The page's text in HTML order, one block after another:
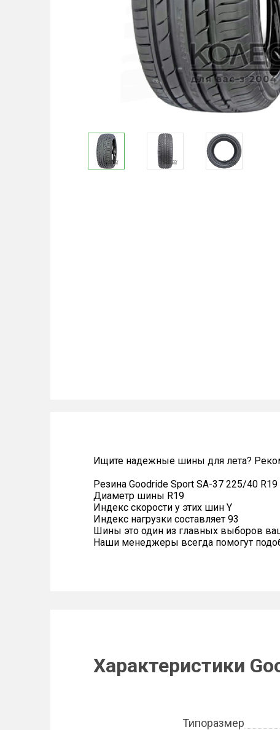
Ищите надежные шины для лета?
Резина Goodride Sport SA-37 225/40 R19
Диаметр шины R19
Индекс скорости у этих шин Y
Индекс нагрузки составляет 93
Шины это один из главных выборов
Наши менеджеры всегда помогут
Характеристики
Типоразмер